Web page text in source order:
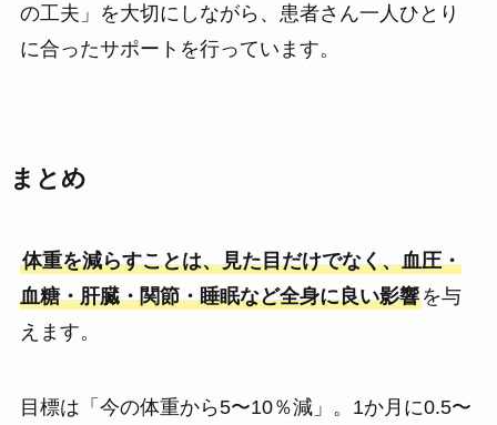
の工夫」を大切にしながら、患者さん一人ひとり
に合ったサポートを行っています。
まとめ
体重を減らすことは、見た目だけでなく、血圧・
血糖・肝臓・関節・睡眠など全身に良い影響を与
えます。
目標は「今の体重から5〜10％減」。1か月に0.5〜